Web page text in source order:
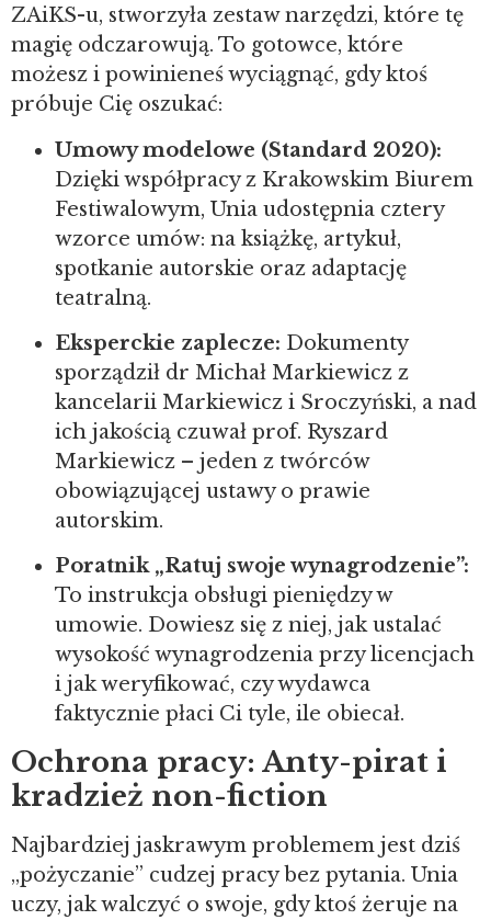
ZAiKS-u, stworzyła zestaw narzędzi, które tę
magię odczarowują. To gotowce, które
możesz i powinieneś wyciągnąć, gdy ktoś
próbuje Cię oszukać:
Umowy modelowe (Standard 2020):
Dzięki współpracy z Krakowskim Biurem
Festiwalowym, Unia udostępnia cztery
wzorce umów: na książkę, artykuł,
spotkanie autorskie oraz adaptację
teatralną.
Eksperckie zaplecze: Dokumenty
sporządził dr Michał Markiewicz z
kancelarii Markiewicz i Sroczyński, a nad
ich jakością czuwał prof. Ryszard
Markiewicz – jeden z twórców
obowiązującej ustawy o prawie
autorskim.
Poratnik „Ratuj swoje wynagrodzenie”:
To instrukcja obsługi pieniędzy w
umowie. Dowiesz się z niej, jak ustalać
wysokość wynagrodzenia przy licencjach
i jak weryfikować, czy wydawca
faktycznie płaci Ci tyle, ile obiecał.
Ochrona pracy: Anty-pirat i
kradzież non-fiction
Najbardziej jaskrawym problemem jest dziś
„pożyczanie” cudzej pracy bez pytania. Unia
uczy, jak walczyć o swoje, gdy ktoś żeruje na